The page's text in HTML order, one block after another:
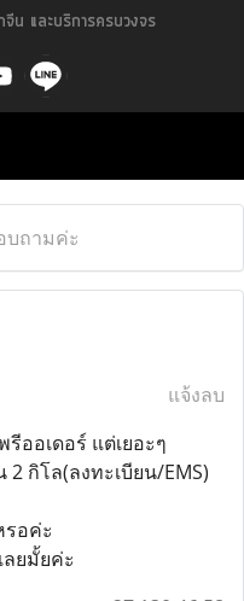
น และบริการครบวงจร
บถามค่ะ
แจ้งลบ
ออเดอร์ แต่เยอะๆ
กิโล(ลงทะเบียน/EMS)
อค่ะ
ยมั้ยค่ะ